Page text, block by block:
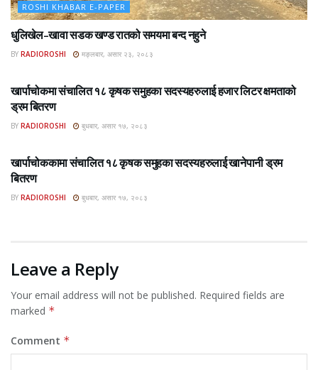
ROSHI KHABAR E-PAPER
धुलिखेल–खावा सडक खण्ड रातको समयमा बन्द नहुने
BY RADIOROSHI मङ्लबार, असार २३, २०८३
खार्पाचोकमा संचालित १८ कृषक समुहका सदस्यहरुलाई हजार लिटर क्षमताको
ड्रम बितरण
BY RADIOROSHI बुधबार, असार १७, २०८३
खार्पाचोककामा संचालित १८ कृषक समुहका सदस्यहरुलाई खानेपानी ड्रम
बितरण
BY RADIOROSHI बुधबार, असार १७, २०८३
Leave a Reply
Your email address will not be published. Required fields are
marked *
Comment *